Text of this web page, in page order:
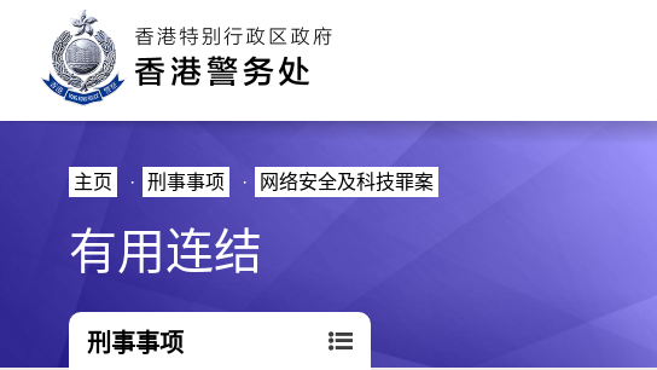
主页 · 刑事事项 · 网络安全及科技罪案
有用连结
刑事事项